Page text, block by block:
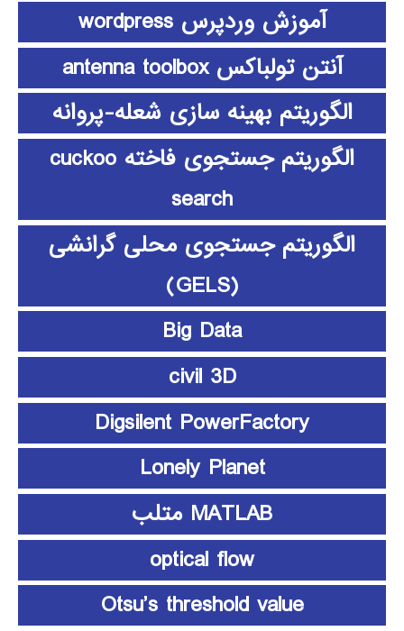
آموزش وردپرس wordpress
آنتن تولباکس antenna toolbox
الگوریتم بهینه سازی شعله-پروانه
الگوریتم جستجوی فاخته cuckoo
search
الگوریتم جستجوی محلی گرانشی
(GELS)
Big Data
civil 3D
Digsilent PowerFactory
Lonely Planet
MATLAB متلب
optical flow
Otsu’s threshold value